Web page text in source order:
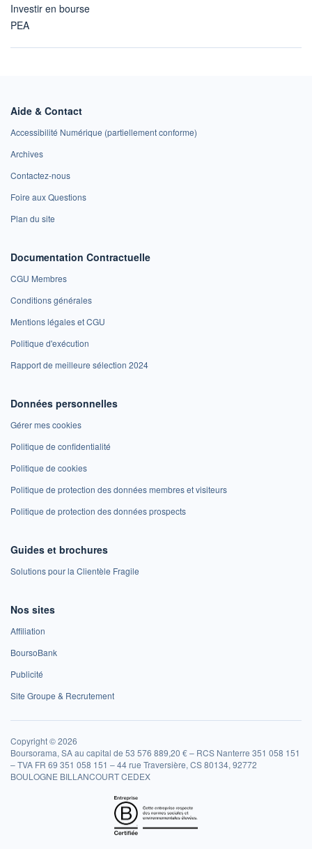
Investir en bourse
PEA
Aide & Contact
Accessibilité Numérique (partiellement conforme)
Archives
Contactez-nous
Foire aux Questions
Plan du site
Documentation Contractuelle
CGU Membres
Conditions générales
Mentions légales et CGU
Politique d'exécution
Rapport de meilleure sélection 2024
Données personnelles
Gérer mes cookies
Politique de confidentialité
Politique de cookies
Politique de protection des données membres et visiteurs
Politique de protection des données prospects
Guides et brochures
Solutions pour la Clientèle Fragile
Nos sites
Affiliation
BoursoBank
Publicité
Site Groupe & Recrutement
Copyright © 2026
Boursorama, SA au capital de 53 576 889,20 € – RCS Nanterre 351 058 151
– TVA FR 69 351 058 151 – 44 rue Traversière, CS 80134, 92772
BOULOGNE BILLANCOURT CEDEX